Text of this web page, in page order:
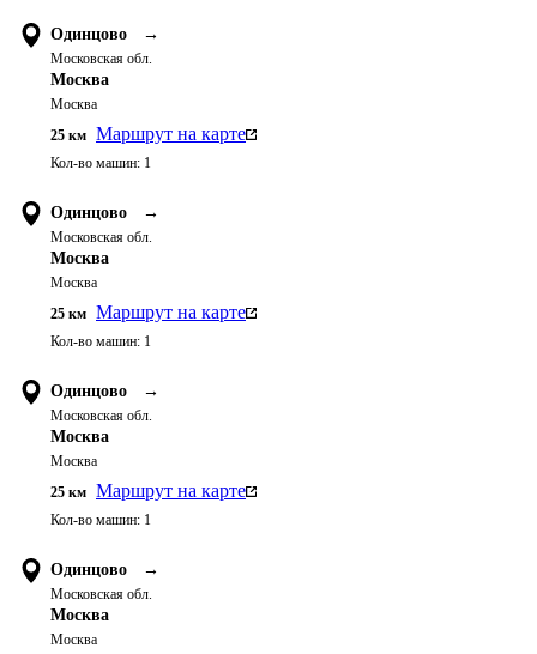
Одинцово →
Московская обл.
Москва
Москва
25 км Маршрут на карте
Кол-во машин: 1
Одинцово →
Московская обл.
Москва
Москва
25 км Маршрут на карте
Кол-во машин: 1
Одинцово →
Московская обл.
Москва
Москва
25 км Маршрут на карте
Кол-во машин: 1
Одинцово →
Московская обл.
Москва
Москва